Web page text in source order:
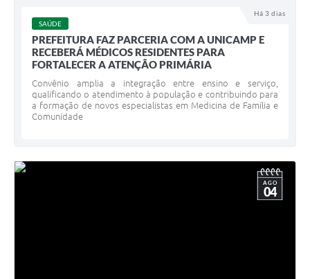
Há 3 dias
SAÚDE
PREFEITURA FAZ PARCERIA COM A UNICAMP E
RECEBERÁ MÉDICOS RESIDENTES PARA
FORTALECER A ATENÇÃO PRIMÁRIA
Convênio amplia a integração entre ensino e serviço,
qualificando o atendimento à população e contribuindo para
a formação de novos especialistas em Medicina de Família e
Comunidade
AGO
04